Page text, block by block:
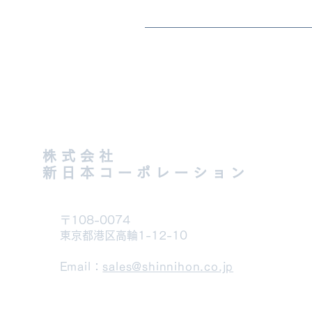
株式会社
新日本コーポレーション
〒108-0074
東京都港区高輪1-12-10
Email： sales@shinnihon.co.jp